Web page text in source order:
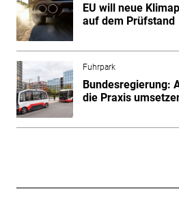
EU will neue
auf dem Prüfstand
Fuhrpark
Bundesregierung:
die Praxis